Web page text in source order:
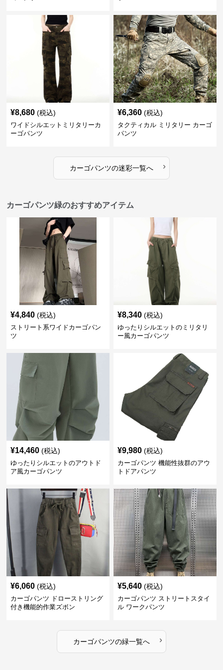
¥8,680 (税込)
ワイドシルエットミリタリーカ
ーゴパンツ
¥6,360 (税込)
タクティカル ミリタリー カーゴ
パンツ
カーゴパンツの迷彩一覧へ ›
カーゴパンツ緑のおすすめアイテム
¥4,840 (税込)
ストリート系ワイドカーゴパン
ツ
¥8,340 (税込)
ゆったりシルエットのミリタリ
ー風カーゴパンツ
¥14,460 (税込)
ゆったりシルエットのアウトド
ア風カーゴパンツ
¥9,980 (税込)
カーゴパンツ 機能性抜群のアウ
トドアパンツ
¥6,060 (税込)
カーゴパンツ ドローストリング
付き機能的作業ズボン
¥5,640 (税込)
カーゴパンツ ストリートスタイ
ル ワークパンツ
カーゴパンツの緑一覧へ ›